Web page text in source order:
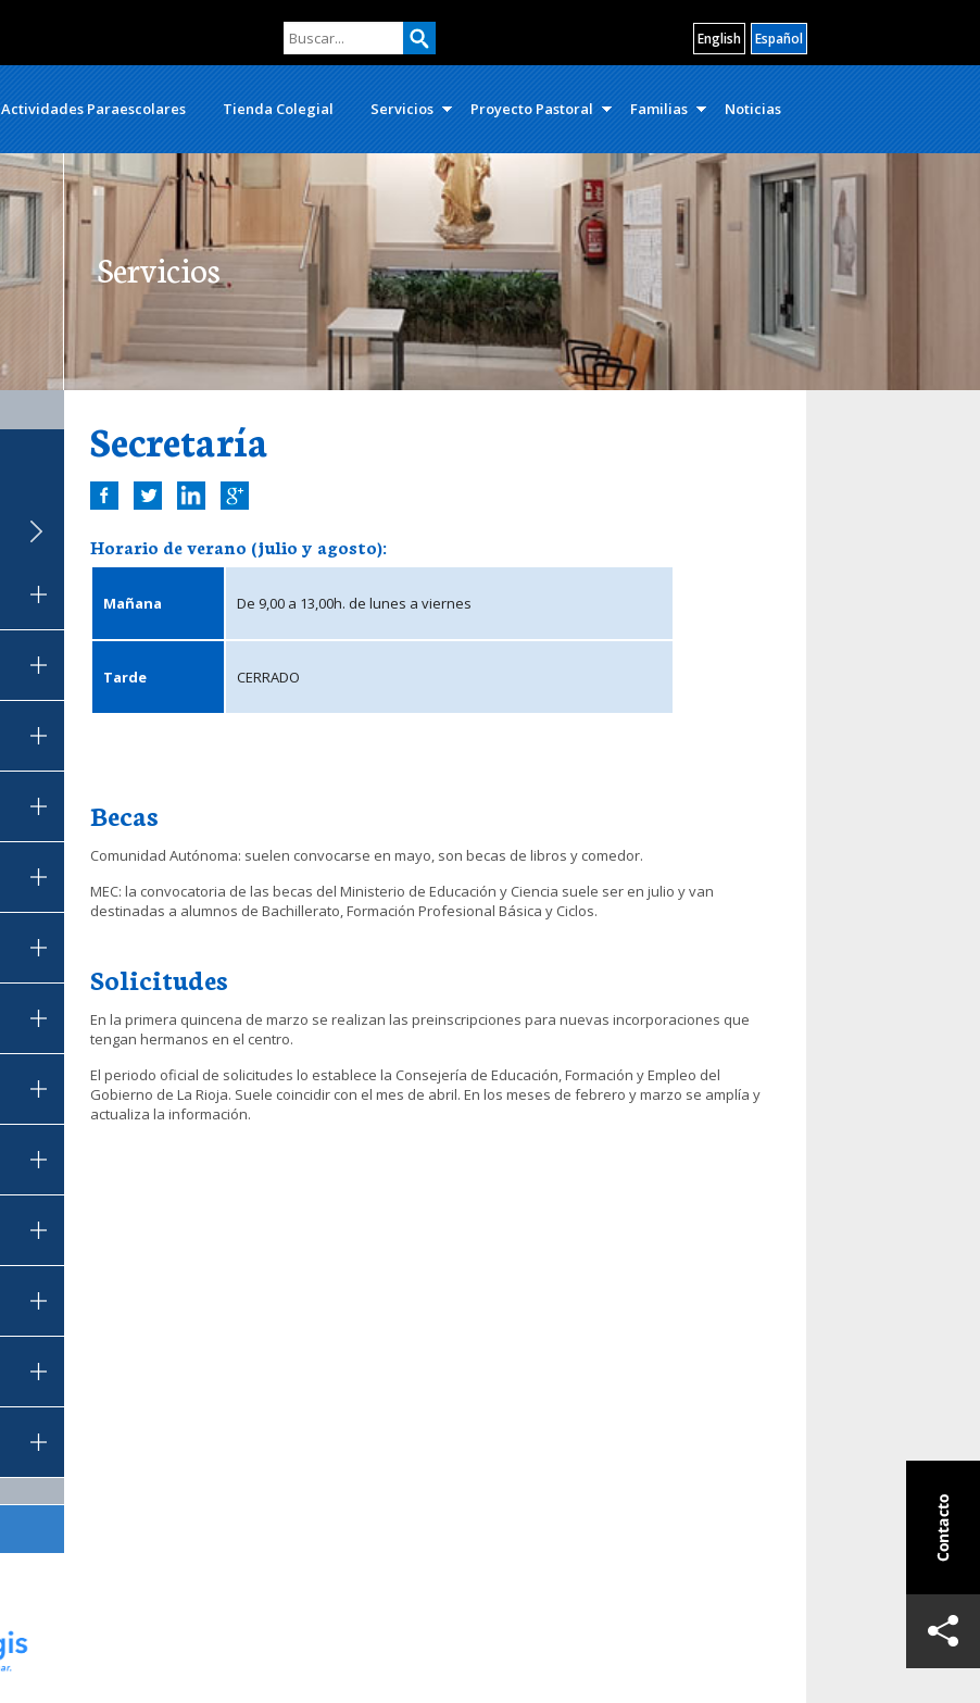
Español
English
Actividades Paraescolares Tienda Colegial Servicios Proyecto Pastoral Familias Noticias
Servicios
Secretaría
Horario de verano (julio y agosto):
Mañana De 9,00 a 13,00h. de lunes a viernes
Tarde CERRADO
Becas
Comunidad Autónoma: suelen convocarse en mayo, son becas de libros y comedor.
MEC: la convocatoria de las becas del Ministerio de Educación y Ciencia suele ser en julio y van
destinadas a alumnos de Bachillerato, Formación Profesional Básica y Ciclos.
Solicitudes
En la primera quincena de marzo se realizan las preinscripciones para nuevas incorporaciones que
tengan hermanos en el centro.
El periodo oficial de solicitudes lo establece la Consejería de Educación, Formación y Empleo del
Gobierno de La Rioja. Suele coincidir con el mes de abril. En los meses de febrero y marzo se amplía y
actualiza la información.